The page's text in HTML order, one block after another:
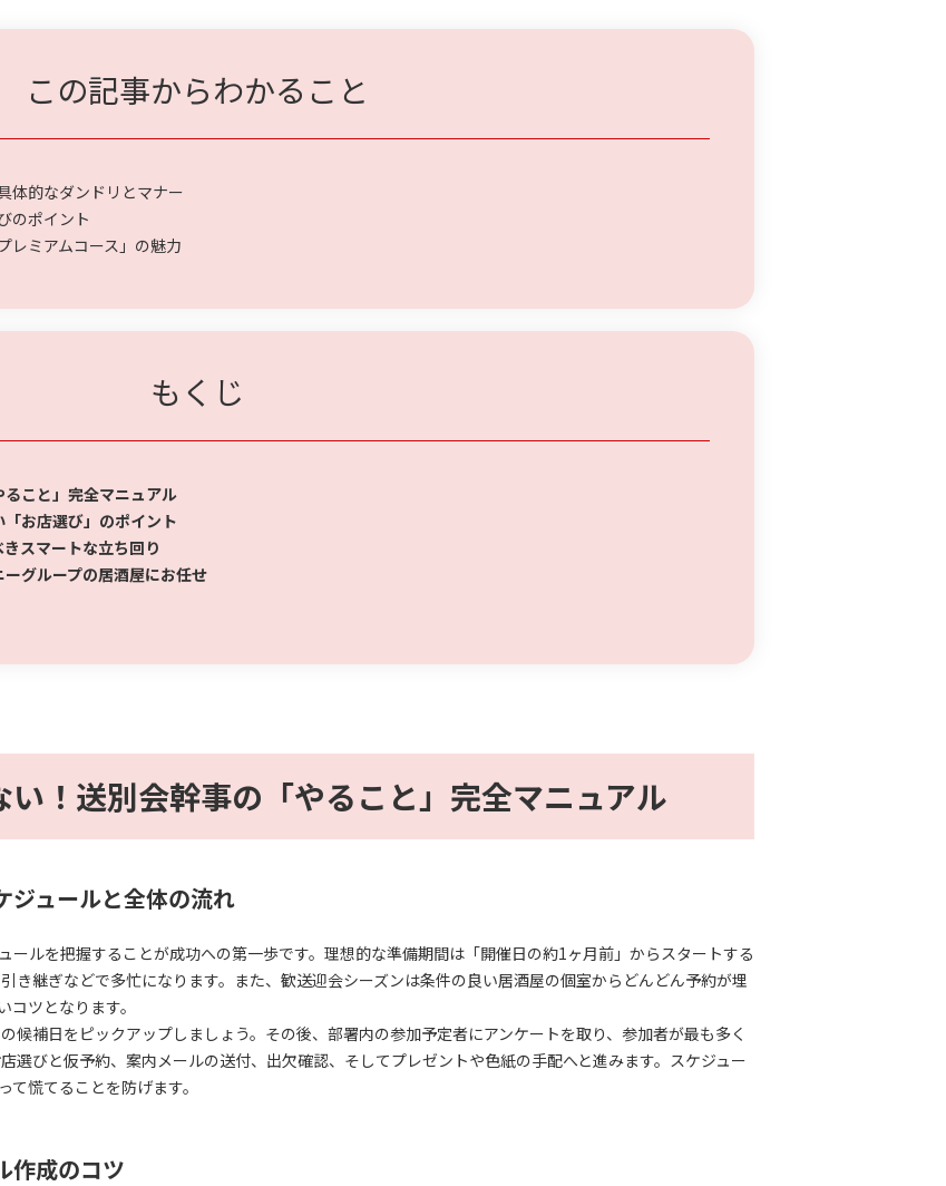
この記事からわかること
体的なダンドリとマナー
のポイント
レミアムコース」の魅力
もくじ
こと」完全マニュアル
お店選び」のポイント
スマートな立ち回り
グループの居酒屋にお任せ
！送別会幹事の「やること」完全マニュアル
ジュールと全体の流れ
ールを把握することが成功への第一歩です。理想的な準備期間は「開催日の約1ヶ月前」からスタートする
き継ぎなどで多忙になります。また、歓送迎会シーズンは条件の良い居酒屋の個室からどんどん予約が埋
ツとなります。
候補日をピックアップしましょう。その後、部署内の参加予定者にアンケートを取り、参加者が最も多く
選びと仮予約、案内メールの送付、出欠確認、そしてプレゼントや色紙の手配へと進みます。スケジュー
慌てることを防げます。
作成のコツ